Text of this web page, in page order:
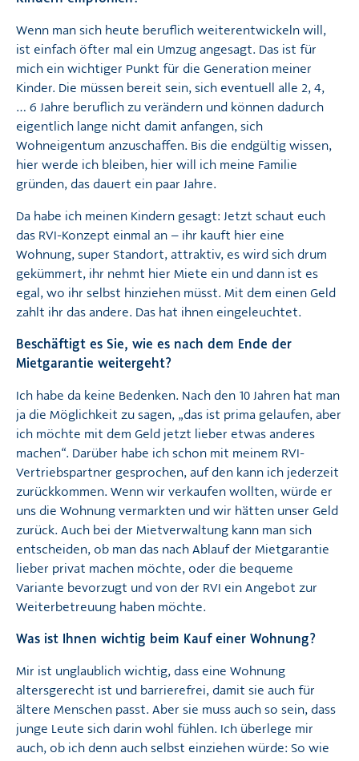
Wenn man sich heute beruflich weiterentwickeln will,
ist einfach öfter mal ein Umzug angesagt. Das ist für
mich ein wichtiger Punkt für die Generation meiner
Kinder. Die müssen bereit sein, sich eventuell alle 2, 4,
… 6 Jahre beruflich zu verändern und können dadurch
eigentlich lange nicht damit anfangen, sich
Wohneigentum anzuschaffen. Bis die endgültig wissen,
hier werde ich bleiben, hier will ich meine Familie
gründen, das dauert ein paar Jahre.
Da habe ich meinen Kindern gesagt: Jetzt schaut euch
das RVI-Konzept einmal an – ihr kauft hier eine
Wohnung, super Standort, attraktiv, es wird sich drum
gekümmert, ihr nehmt hier Miete ein und dann ist es
egal, wo ihr selbst hinziehen müsst. Mit dem einen Geld
zahlt ihr das andere. Das hat ihnen eingeleuchtet.
Beschäftigt es Sie, wie es nach dem Ende der
Mietgarantie weitergeht?
Ich habe da keine Bedenken. Nach den 10 Jahren hat man
ja die Möglichkeit zu sagen, „das ist prima gelaufen, aber
ich möchte mit dem Geld jetzt lieber etwas anderes
machen“. Darüber habe ich schon mit meinem RVI-
Vertriebspartner gesprochen, auf den kann ich jederzeit
zurückkommen. Wenn wir verkaufen wollten, würde er
uns die Wohnung vermarkten und wir hätten unser Geld
zurück. Auch bei der Mietverwaltung kann man sich
entscheiden, ob man das nach Ablauf der Mietgarantie
lieber privat machen möchte, oder die bequeme
Variante bevorzugt und von der RVI ein Angebot zur
Weiterbetreuung haben möchte.
Was ist Ihnen wichtig beim Kauf einer Wohnung?
Mir ist unglaublich wichtig, dass eine Wohnung
altersgerecht ist und barrierefrei, damit sie auch für
ältere Menschen passt. Aber sie muss auch so sein, dass
junge Leute sich darin wohl fühlen. Ich überlege mir
auch, ob ich denn auch selbst einziehen würde: So wie